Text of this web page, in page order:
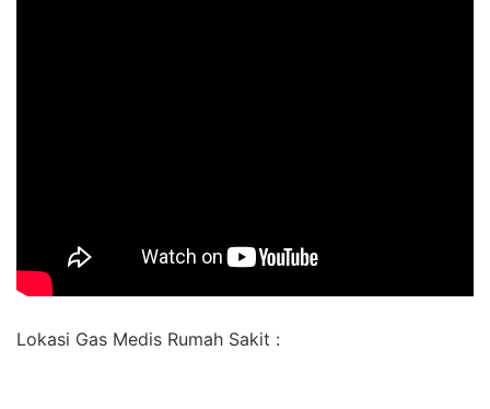
Lokasi Gas Medis Rumah Sakit :